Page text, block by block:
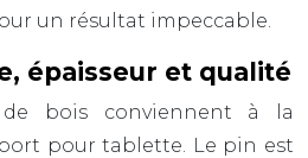
un résultat impeccable.
épaisseur et qualité
de bois conviennent à la
pour tablette. Le pin est